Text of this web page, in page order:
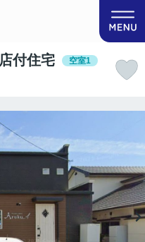
付住宅 空室1